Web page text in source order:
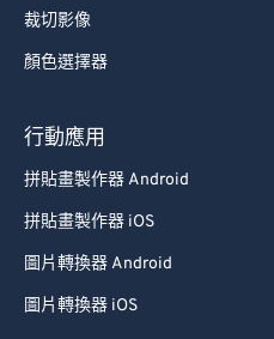
裁切影像
顏色選擇器
行動應用
拼貼畫製作器 Android
拼貼畫製作器 iOS
圖片轉換器 Android
圖片轉換器 iOS